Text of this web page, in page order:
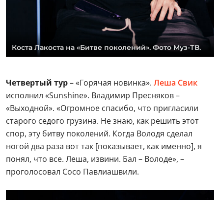
Коста Лакоста на «Битве поколений». Фото Муз-ТВ.
Четвертый тур– «Горячая новинка». Леша Свик
исполнил «Sunshine». Владимир Пресняков –
«Выходной». «Огромное спасибо, что пригласили
старого седого грузина. Не знаю, как решить этот
спор, эту битву поколений. Когда Володя сделал
ногой два раза вот так [показывает, как именно], я
понял, что все. Леша, извини. Бал – Володе», –
проголосовал Сосо Павлиашвили.